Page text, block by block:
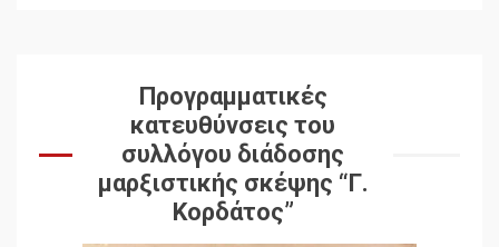
Προγραμματικές
κατευθύνσεις του
συλλόγου διάδοσης
μαρξιστικής σκέψης “Γ.
Κορδάτος”